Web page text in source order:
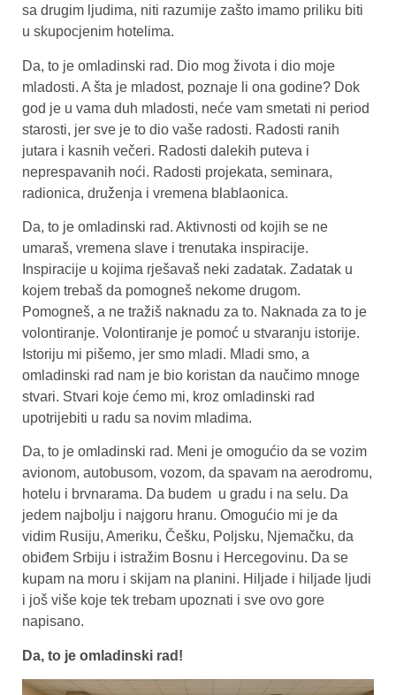
sa drugim ljudima, niti razumije zašto imamo priliku biti
u skupocjenim hotelima.
Da, to je omladinski rad. Dio mog života i dio moje
mladosti. A šta je mladost, poznaje li ona godine? Dok
god je u vama duh mladosti, neće vam smetati ni period
starosti, jer sve je to dio vaše radosti. Radosti ranih
jutara i kasnih večeri. Radosti dalekih puteva i
neprespavanih noći. Radosti projekata, seminara,
radionica, druženja i vremena blablaonica.
Da, to je omladinski rad. Aktivnosti od kojih se ne
umaraš, vremena slave i trenutaka inspiracije.
Inspiracije u kojima rješavaš neki zadatak. Zadatak u
kojem trebaš da pomogneš nekome drugom.
Pomogneš, a ne tražiš naknadu za to. Naknada za to je
volontiranje. Volontiranje je pomoć u stvaranju istorije.
Istoriju mi pišemo, jer smo mladi. Mladi smo, a
omladinski rad nam je bio koristan da naučimo mnoge
stvari. Stvari koje ćemo mi, kroz omladinski rad
upotrijebiti u radu sa novim mladima.
Da, to je omladinski rad. Meni je omogućio da se vozim
avionom, autobusom, vozom, da spavam na aerodromu,
hotelu i brvnarama. Da budem u gradu i na selu. Da
jedem najbolju i najgoru hranu. Omogućio mi je da
vidim Rusiju, Ameriku, Češku, Poljsku, Njemačku, da
obiđem Srbiju i istražim Bosnu i Hercegovinu. Da se
kupam na moru i skijam na planini. Hiljade i hiljade ljudi
i još više koje tek trebam upoznati i sve ovo gore
napisano.
Da, to je omladinski rad!